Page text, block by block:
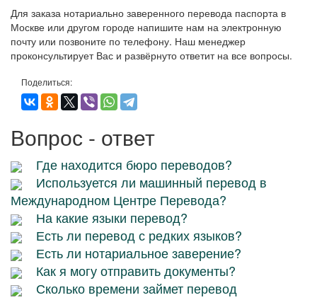
Для заказа нотариально заверенного перевода паспорта в
Москве или другом городе напишите нам на электронную
почту или позвоните по телефону. Наш менеджер
проконсультирует Вас и развёрнуто ответит на все вопросы.
Поделиться:
Вопрос - ответ
Где находится бюро переводов?
Используется ли машинный перевод в
Международном Центре Перевода?
На какие языки перевод?
Есть ли перевод с редких языков?
Есть ли нотариальное заверение?
Как я могу отправить документы?
Сколько времени займет перевод